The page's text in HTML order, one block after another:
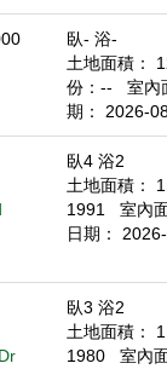
臥- 浴-
土地面積：
份：--
室內
期： 2026-
臥4 浴2
土地面積：
1991
室內
日期：
臥3 浴2
土地面積：
1980
室內